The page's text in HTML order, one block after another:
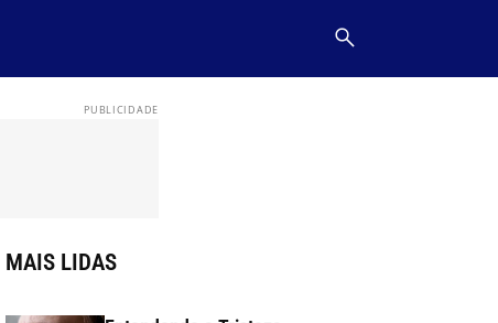
MAIS LIDAS